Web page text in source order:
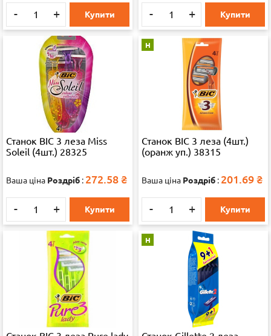
- + Купити - + Купити
Станок ВІС 3 леза Miss
Soleil (4шт.) 28325
Ваша ціна Роздріб : 272.58 ₴
- + Купити
Н
Станок ВІС 3 леза (4шт.)
(оранж уп.) 38315
Ваша ціна Роздріб : 201.69 ₴
- + Купити
Н